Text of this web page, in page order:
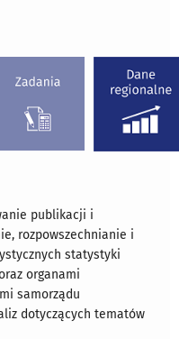
publikacji i
rozpowszechnianie i
statystyki
organami
samorządu
dotyczących tematów